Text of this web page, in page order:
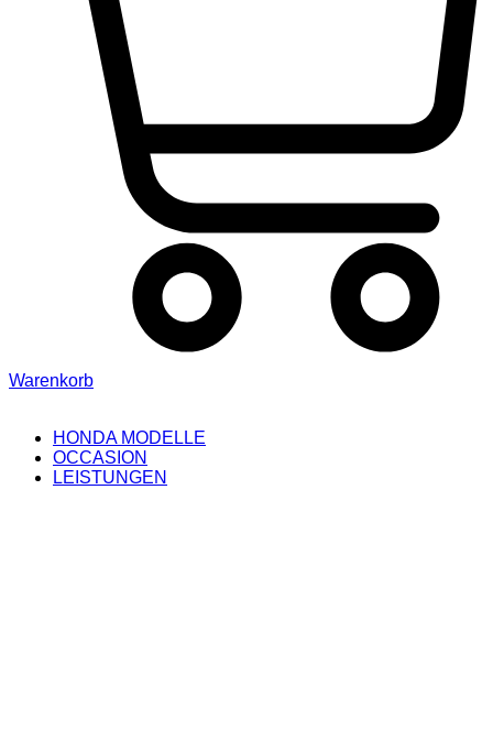
Warenkorb
HONDA MODELLE
OCCASION
LEISTUNGEN